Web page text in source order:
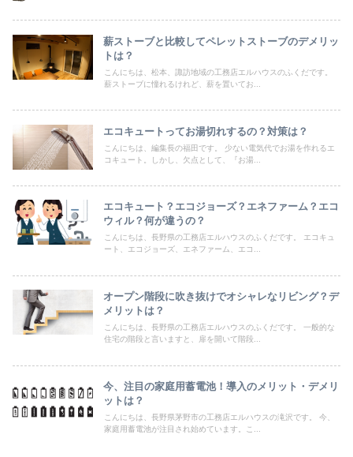
薪ストーブと比較してペレットストーブのデメリッ
トは？
こんにちは、松本、諏訪地域の工務店エルハウスのふくだです。
薪ストーブに憧れるけれど、薪を置いてお...
エコキュートってお湯切れするの？対策は？
こんにちは、編集長の福田です。 少ない電気代でお湯を作れるエ
コキュート。しかし、欠点として、『お湯...
エコキュート？エコジョーズ？エネファーム？エコ
ウィル？何が違うの？
こんにちは、長野県の工務店エルハウスのふくだです。 エコキュ
ート、エコジョーズ、エネファーム、エコ...
オープン階段に吹き抜けでオシャレなリビング？デ
メリットは？
こんにちは、長野県の工務店エルハウスのふくだです。 一般的な
住宅の階段と言いますと、扉を開いて階段...
今、注目の家庭用蓄電池！導入のメリット・デメリ
ットは？
こんにちは、長野県茅野市の工務店エルハウスの滝沢です。 今、
家庭用蓄電池が注目され始めています。こ...